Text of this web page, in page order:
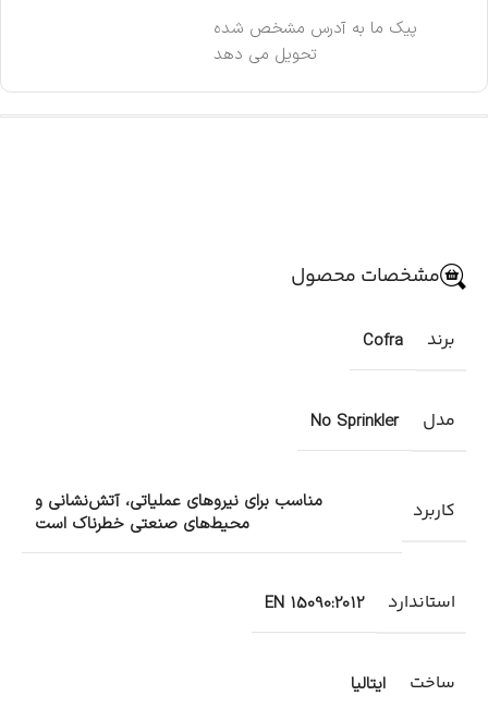
پیک ما به آدرس مشخص شده
تحویل می دهد
مشخصات محصول
برند Cofra
مدل No Sprinkler
کاربرد
مناسب برای نیروهای عملیاتی، آتش‌نشانی و
محیط‌های صنعتی خطرناک است
استاندارد EN 15090:2012
ساخت ایتالیا